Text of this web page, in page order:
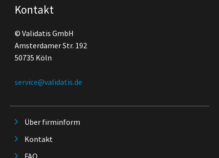
Kontakt
© Validatis GmbH
Amsterdamer Str. 192
50735 Köln
service@validatis.de
Über firminform
Kontakt
FAQ